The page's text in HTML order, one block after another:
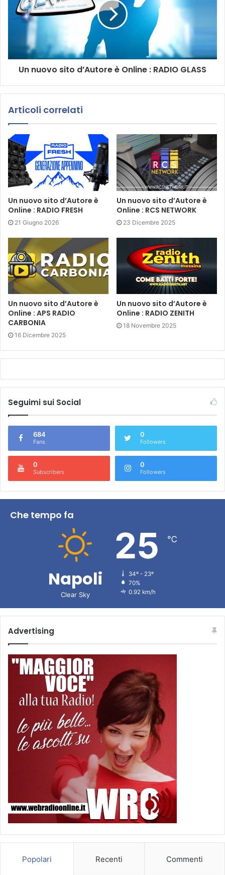
Un nuovo sito d’Autore è Online : RADIO GLASS
Articoli correlati
Un nuovo sito d’Autore è
Online : RADIO FRESH
21 Giugno 2026
Un nuovo sito d’Autore è
Online : RCS NETWORK
23 Dicembre 2025
Un nuovo sito d’Autore è
Online : APS RADIO
CARBONIA
16 Dicembre 2025
Un nuovo sito d’Autore è
Online : RADIO ZENITH
18 Novembre 2025
Seguimi sui Social
684
Fans
0
Followers
0
Subscribers
0
Followers
Che tempo fa
Napoli
Clear Sky
25 ℃
34º - 23º
70%
0.92 km/h
Advertising
Popolari Recenti Commenti